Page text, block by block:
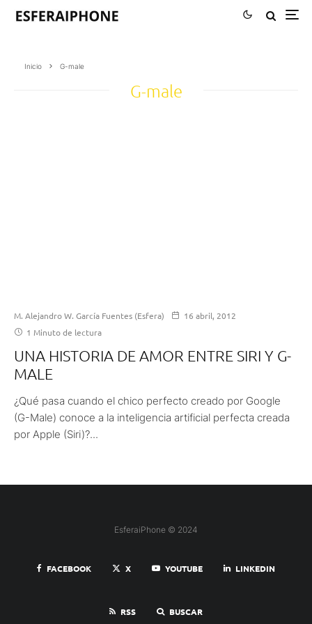
Inicio G-male
G-male
M. Alejandro W. García Fuentes (Esfera)
16 abril, 2012
1 Minuto de lectura
UNA HISTORIA DE AMOR ENTRE SIRI Y G-
MALE
¿Qué pasa cuando el chico perfecto creado por Google
(G-Male) conoce a la inteligencia artificial perfecta creada
por Apple (Siri)?...
EsferaiPhone © 2024
FACEBOOK X YOUTUBE LINKEDIN
RSS BUSCAR